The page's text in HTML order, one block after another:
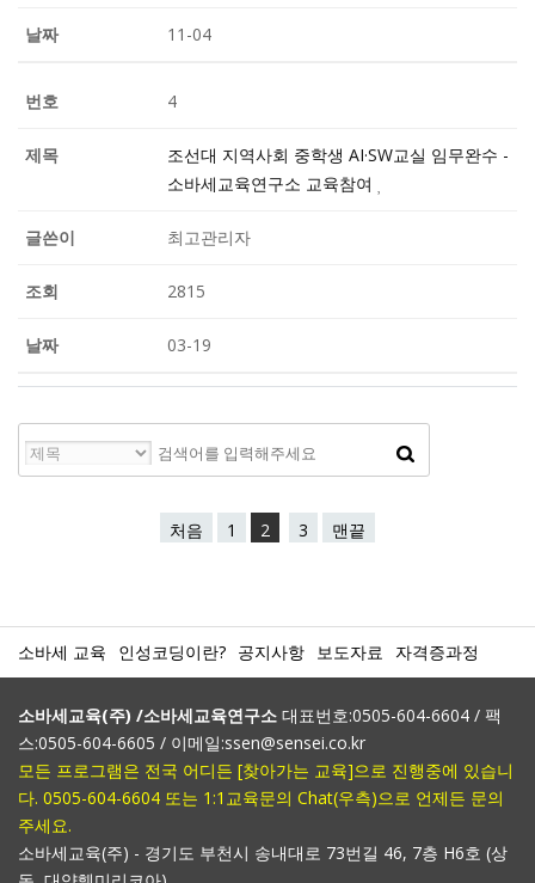
11-04
4
조선대 지역사회 중학생 AI·SW교실 임무완수 -
소바세교육연구소 교육참여
최고관리자
2815
03-19
처음 1 2 3 맨끝
소바세 교육 인성코딩이란? 공지사항 보도자료 자격증과정
소바세교육(주) /소바세교육연구소 대표번호:0505-604-6604 / 팩
스:0505-604-6605 / 이메일:ssen@sensei.co.kr
모든 프로그램은 전국 어디든 [찾아가는 교육]으로 진행중에 있습니
다. 0505-604-6604 또는 1:1교육문의 Chat(우측)으로 언제든 문의
주세요.
소바세교육(주) - 경기도 부천시 송내대로 73번길 46, 7층 H6호 (상